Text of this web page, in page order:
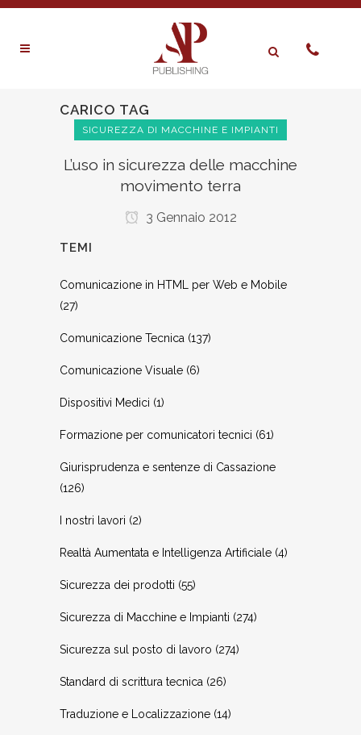
CARICO TAG
SICUREZZA DI MACCHINE E IMPIANTI
L’uso in sicurezza delle macchine
movimento terra
3 Gennaio 2012
TEMI
Comunicazione in HTML per Web e Mobile
(27)
Comunicazione Tecnica (137)
Comunicazione Visuale (6)
Dispositivi Medici (1)
Formazione per comunicatori tecnici (61)
Giurisprudenza e sentenze di Cassazione
(126)
I nostri lavori (2)
Realtà Aumentata e Intelligenza Artificiale (4)
Sicurezza dei prodotti (55)
Sicurezza di Macchine e Impianti (274)
Sicurezza sul posto di lavoro (274)
Standard di scrittura tecnica (26)
Traduzione e Localizzazione (14)